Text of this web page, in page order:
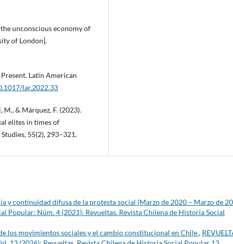
unconscious economy of
of London].
Latin American
lar.2022.33
M., & Márquez, F. (2023).
elites in times of
55(2), 293–321.
y continuidad difusa de la protesta social (Marzo de 2020 – Marzo de
Popular: Núm. 4 (2021): Revueltas. Revista Chilena de Historia Social
los movimientos sociales y el cambio constitucional en Chile,